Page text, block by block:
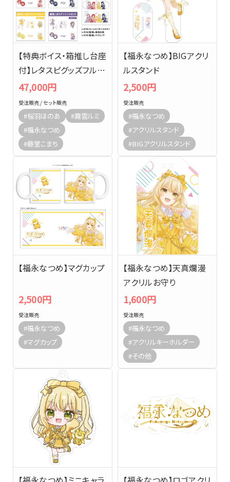
【特典ボイス・箱推し台座
付】レタスピグッズフルセ
ット
47,000円
受注販売 / セット販売
#桜羽ほのあ
#霧雲ルミ
#福永なつめ
#藤堂こまち
【福永なつめ】BIGアクリ
ルスタンド
2,500円
受注販売
#福永なつめ
#アクリルスタンド
#BIGアクリルスタンド
【福永なつめ】マグカップ
2,500円
受注販売
#福永なつめ
#マグカップ
【福永なつめ】天真爛漫
アクリルお守り
1,600円
受注販売
#福永なつめ
#アクリルキーホルダー
#その他